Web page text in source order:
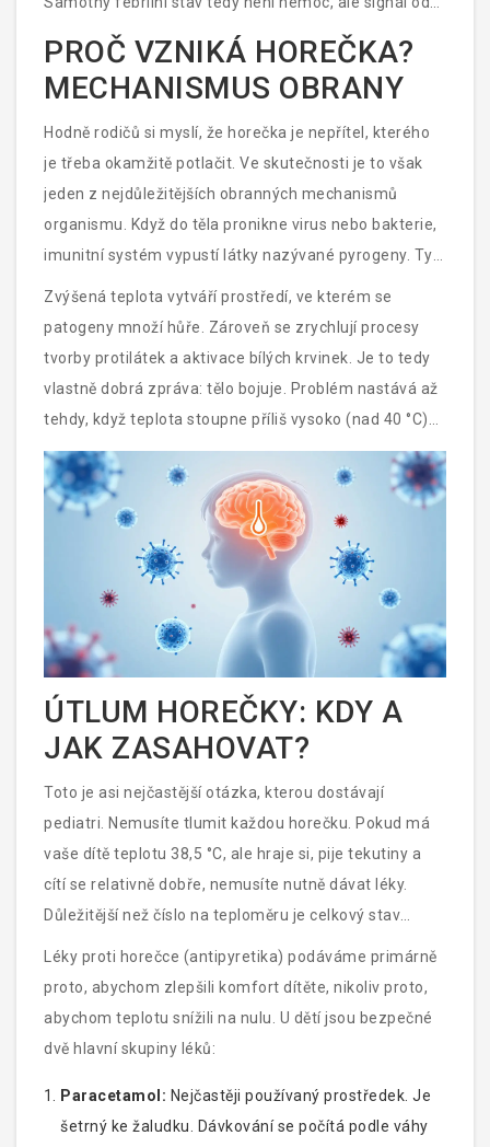
imunitního systému.
PROČ VZNIKÁ HOREČKA?
MECHANISMUS OBRANY
Hodně rodičů si myslí, že horečka je nepřítel, kterého
je třeba okamžitě potlačit. Ve skutečnosti je to však
jeden z nejdůležitějších obranných mechanismů
organismu. Když do těla pronikne virus nebo bakterie,
imunitní systém vypustí látky nazývané pyrogeny. Ty
signalizují hypotalamus - část mozku, která řídí
tělesnou teplotu -, aby „termostat“ posunul výše.
Zvýšená teplota vytváří prostředí, ve kterém se
patogeny množí hůře. Zároveň se zrychlují procesy
tvorby protilátek a aktivace bílých krvinek. Je to tedy
vlastně dobrá zpráva: tělo bojuje. Problém nastává až
tehdy, když teplota stoupne příliš vysoko (nad 40 °C)
nebo když ji nesnáší jiné orgány, například srdce nebo
mozek, což se může dít u velmi malých dětí nebo lidí s
chronickými chorobami.
ÚTLUM HOREČKY: KDY A
JAK ZASAHOVAT?
Toto je asi nejčastější otázka, kterou dostávají
pediatri. Nemusíte tlumit každou horečku. Pokud má
vaše dítě teplotu 38,5 °C, ale hraje si, pije tekutiny a
cítí se relativně dobře, nemusíte nutně dávat léky.
Důležitější než číslo na teploměru je celkový stav
dítěte.
Léky proti horečce (antipyretika) podáváme primárně
proto, abychom zlepšili komfort dítěte, nikoliv proto,
abychom teplotu snížili na nulu. U dětí jsou bezpečné
dvě hlavní skupiny léků:
Paracetamol: Nejčastěji používaný prostředek. Je
šetrný ke žaludku. Dávkování se počítá podle váhy